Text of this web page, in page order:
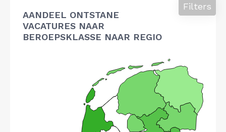
AANDEEL ONTSTANE
VACATURES NAAR
BEROEPSKLASSE NAAR REGIO
Filters